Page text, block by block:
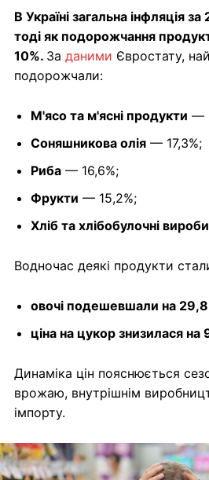
В Україні загальна інфляція
тоді як подорожчання
10%. За даними Євростату,
подорожчали:
М'ясо та м'ясні продукти —
Соняшникова олія — 17,3%;
Риба — 16,6%;
Фрукти — 15,2%;
Хліб та хлібобулочні вироби
Водночас деякі продукти
овочі подешевшали на
ціна на цукор знизилася на
Динаміка цін пояснюється
врожаю, внутрішнім
імпорту.